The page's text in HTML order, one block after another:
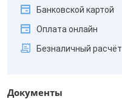
Банковской картой
Оплата онлайн
Безналичный расчёт
Документы